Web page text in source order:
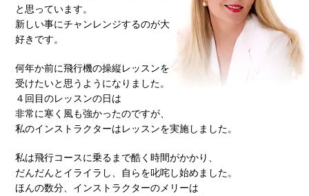
と思っています。
新しい事にチャンレンジするのが大
好きです。
何年か前に飛行機の操縦レッスンを
受けたいと思うようになりました。
４回目のレッスンの日は
非常に寒く風も強かったのですが、
私のインストラクターはレッスンを実施しました。
私は飛行コースに乗るまで酷く時間がかかり、
だんだんとイライラし、自らを叱咤し始めました。
ほんの数分、インストラクターのメリーは